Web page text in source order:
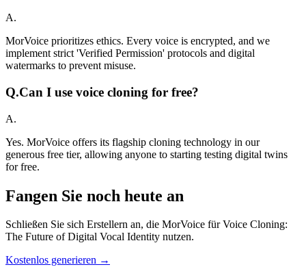
A.
MorVoice prioritizes ethics. Every voice is encrypted, and we
implement strict 'Verified Permission' protocols and digital
watermarks to prevent misuse.
Q.Can I use voice cloning for free?
A.
Yes. MorVoice offers its flagship cloning technology in our
generous free tier, allowing anyone to starting testing digital twins
for free.
Fangen Sie noch heute an
Schließen Sie sich Erstellern an, die MorVoice für Voice Cloning:
The Future of Digital Vocal Identity nutzen.
Kostenlos generieren →